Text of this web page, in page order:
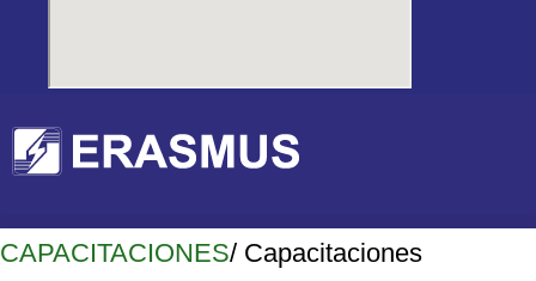
CAPACITACIONES/ Capacitaciones